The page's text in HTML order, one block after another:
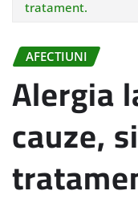
tratament.
AFECTIUNI
Alergia
cauze,